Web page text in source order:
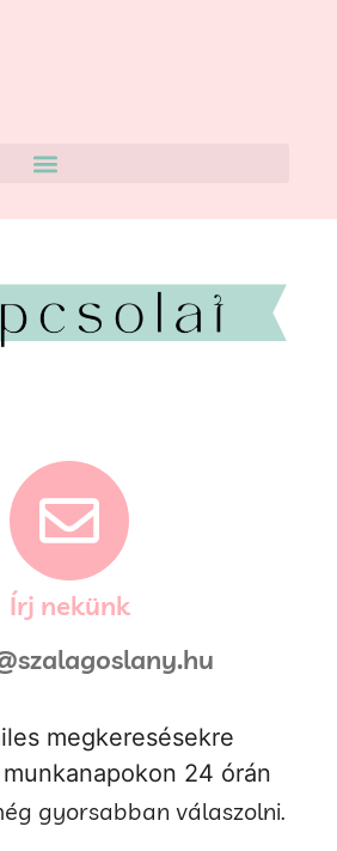
Írj nekünk
megkeresésekre
24 órán
gyorsabban válaszolni.